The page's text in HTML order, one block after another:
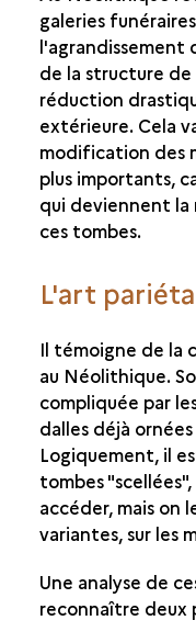
galeries
l'agrandissement
de la structure de
réduction
extérieure. Cela
modification des
plus importants,
qui deviennent la
ces tombes.
L'art
Il témoigne de la
au Néolithique.
compliquée par
dalles déjà
Logiquement, il
tombes
accéder, mais on
variantes, sur les
Une analyse de
reconnaître deux